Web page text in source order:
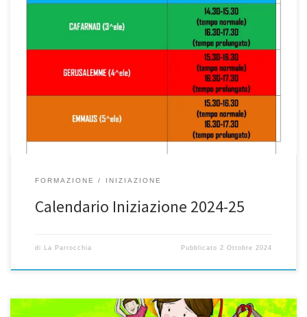
Cari genitori, con l’inizio della scuola sono ricominciate le attività
consuete. Riprende il cammino della formazione cristiana, mai
interrotto anche in estate con grest e campi: i gruppi si ritrovano
adattando gli orari alle nuove esigenze. Nel ritmo dell’anno
liturgico, con la celebrazione del giorno del Signore, con la Messa
[…]
FORMAZIONE INIZIAZIONE
Calendario Iniziazione 2024-25
di La Parrocchia Pubblicato2 Ottobre 2024